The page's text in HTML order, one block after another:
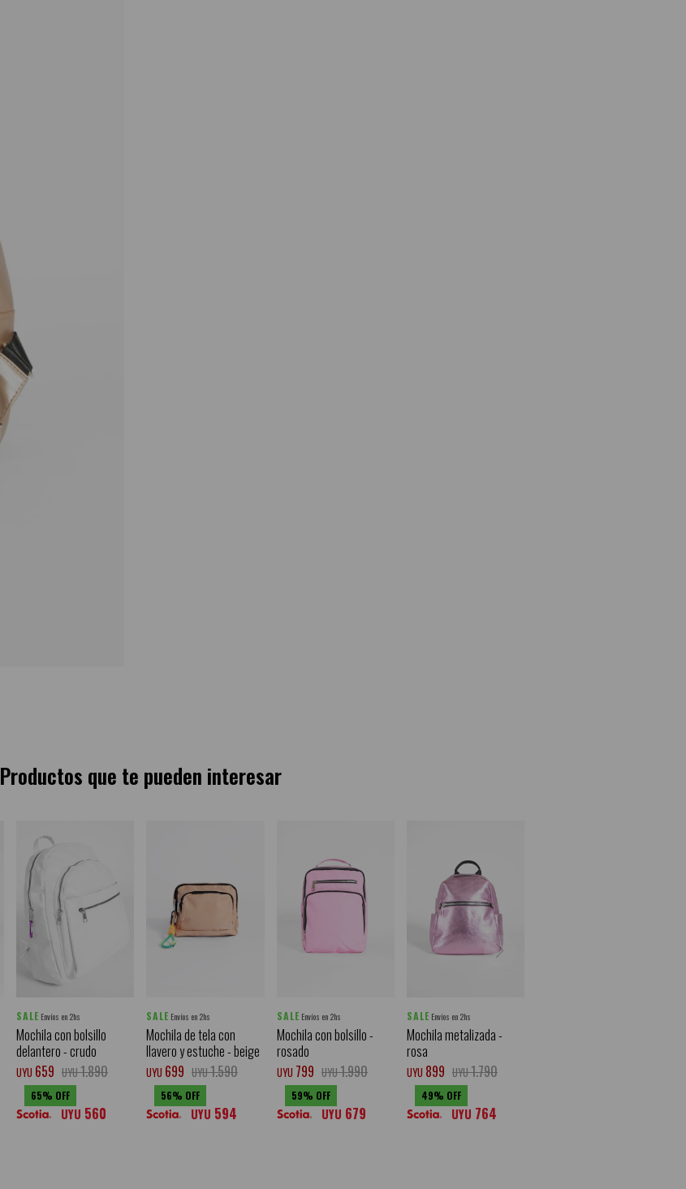
Productos que te pueden interesar
SALE Envíos en 2hs
Mochila con bolsillo
delantero - crudo
UYU 659 UYU1.890
65
UYU 560
SALE Envíos en 2hs
Mochila de tela con
llavero y estuche - beige
UYU 699 UYU1.590
56
UYU 594
SALE Envíos en 2hs
Mochila con bolsillo -
rosado
UYU 799 UYU1.990
59
UYU 679
SALE Envíos en 2hs
Mochila metalizada -
rosa
UYU 899 UYU1.790
49
UYU 764